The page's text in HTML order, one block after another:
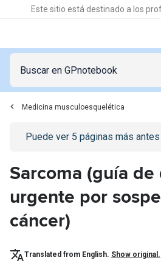
Este sitio está destinado a los
Medicina musculoesquelética
Go to/iniciar-sesionpage
Puede ver 5 páginas más
Sarcoma (guía
urgente por
cáncer)
Translated from English. Show original.